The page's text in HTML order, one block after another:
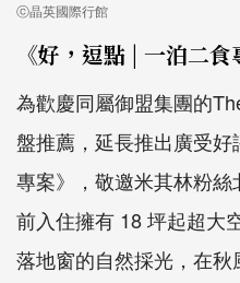
ⓒ晶英國際行館
《好，逗點 | 一泊二食
為歡慶同屬御盟集團的
盤推薦，延長推出廣受
專案》，敬邀米其林粉
前入住擁有 18 坪起超大
落地窗的自然採光，在